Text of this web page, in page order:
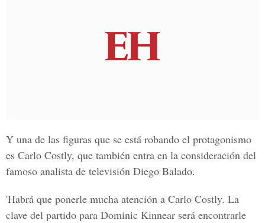
Y una de las figuras que se está robando el protagonismo
es Carlo Costly, que también entra en la consideración del
famoso analista de televisión Diego Balado.
'Habrá que ponerle mucha atención a Carlo Costly. La
clave del partido para Dominic Kinnear será encontrarle